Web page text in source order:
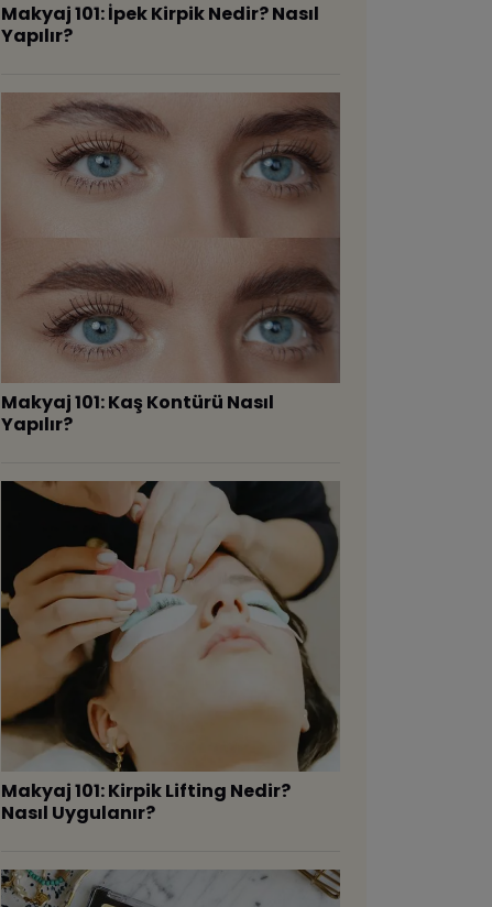
Makyaj 101: İpek Kirpik Nedir? Nasıl
Yapılır?
Makyaj 101: Kaş Kontürü Nasıl
Yapılır?
Makyaj 101: Kirpik Lifting Nedir?
Nasıl Uygulanır?